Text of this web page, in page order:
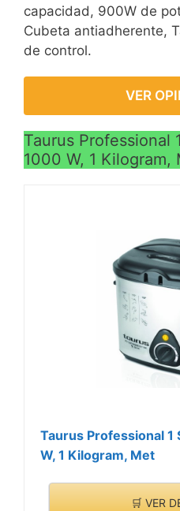
capacidad, 900W de
Cubeta antiadherente,
de control.
VER
Taurus Professional
1000 W, 1 Kilogram,
Taurus Professional 1
W, 1 Kilogram, Met
🛒 VER